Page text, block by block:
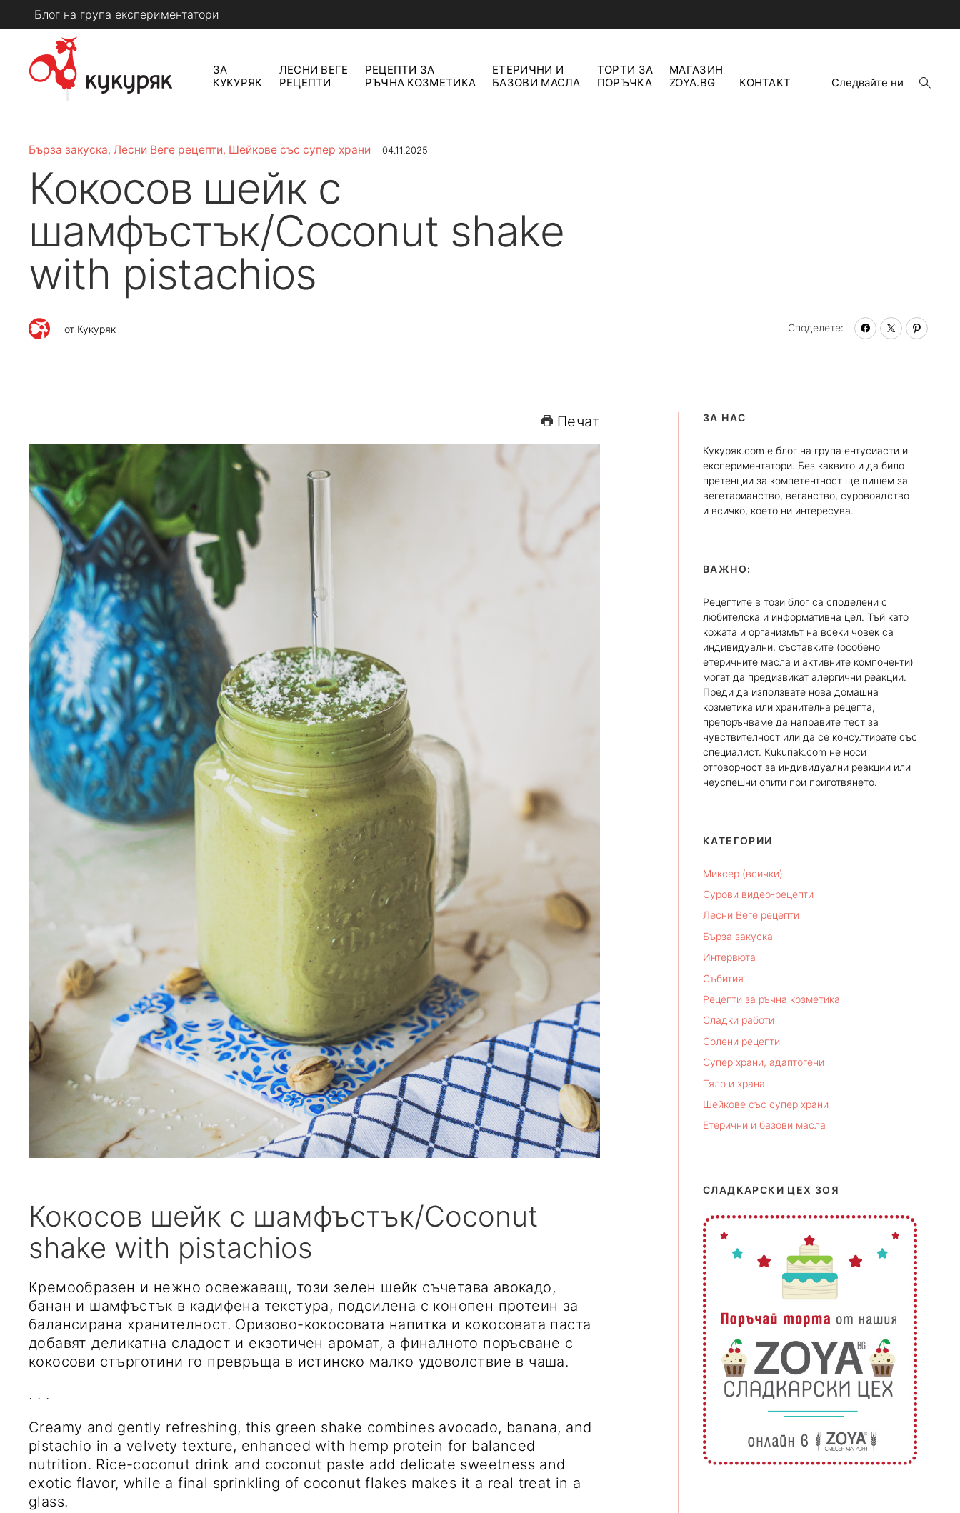
to
Блог на група експериментатори
ЗА
КУКУРЯК
ЛЕСНИ ВЕГЕ
РЕЦЕПТИ
РЕЦЕПТИ ЗА
РЪЧНА КОЗМЕТИКА
ЕТЕРИЧНИ И
БАЗОВИ МАСЛА
ТОРТИ ЗА
ПОРЪЧКА
МАГАЗИН
ZOYA.BG
КОНТАКТ Следвайте ни
open
search
Бърза закуска, Лесни Веге рецепти, Шейкове със супер храни 04.11.2025
Кокосов шейк с
шамфъстък/Coconut shake
with pistachios
от Кукуряк Споделете:
Печат
Кокосов шейк с шамфъстък/Coconut
shake with pistachios
Кремообразен и нежно освежаващ, този зелен шейк съчетава авокадо,
банан и шамфъстък в кадифена текстура, подсилена с конопен протеин за
балансирана хранителност. Оризово-кокосовата напитка и кокосовата паста
добавят деликатна сладост и екзотичен аромат, а финалното поръсване с
кокосови стърготини го превръща в истинско малко удоволствие в чаша.
. . .
Creamy and gently refreshing, this green shake combines avocado, banana, and
pistachio in a velvety texture, enhanced with hemp protein for balanced
nutrition. Rice-coconut drink and coconut paste add delicate sweetness and
exotic flavor, while a final sprinkling of coconut flakes makes it a real treat in a
glass.
ЗА НАС
Кукуряк.com е блог на група ентусиасти и
експериментатори. Без каквито и да било
претенции за компетентност ще пишем за
вегетарианство, веганство, суровоядство
и всичко, което ни интересува.
ВАЖНО:
Рецептите в този блог са споделени с
любителска и информативна цел. Тъй като
кожата и организмът на всеки човек са
индивидуални, съставките (особено
етеричните масла и активните компоненти)
могат да предизвикат алергични реакции.
Преди да използвате нова домашна
козметика или хранителна рецепта,
препоръчваме да направите тест за
чувствителност или да се консултирате със
специалист. Kukuriak.com не носи
отговорност за индивидуални реакции или
неуспешни опити при приготвянето.
КАТЕГОРИИ
Миксер (всички)
Сурови видео-рецепти
Лесни Веге рецепти
Бърза закуска
Интервюта
Събития
Рецепти за ръчна козметика
Сладки работи
Солени рецепти
Супер храни, адаптогени
Тяло и храна
Шейкове със супер храни
Етерични и базови масла
СЛАДКАРСКИ ЦЕХ ЗОЯ